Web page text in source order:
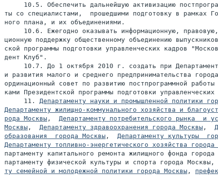
10.5. Обеспечить дальнейшую активизацию
ты со специалистами,  прошедшими подготовку в рамках
ного плана, и их объединениями.
10.6. Ежегодно оказывать информационную,
ционную поддержку общественному объединению
ской программы подготовки управленческих кадров
дент Клуб".
10.7. До 1 октября 2010 г. создать при
и развития малого и среднего предпринимательства
ординационный совет по развитию постпрограммной
ками Президентской программы подготовки
     11.
Департаменту науки и промышленной политики
Департаменту жилищно-коммунального хозяйства и
рода Москвы , Департаменту потребительского рынка  и
Москвы , Департаменту здравоохранения города Москвы ,
образования  города Москвы , Департаменту культуры
Департаменту топливно-энергетического хозяйства города
партаменту капитального ремонта жилищного фонда
партаменту физической культуры и спорта города Москвы,
ту семейной и молодежной политики города Москвы ,